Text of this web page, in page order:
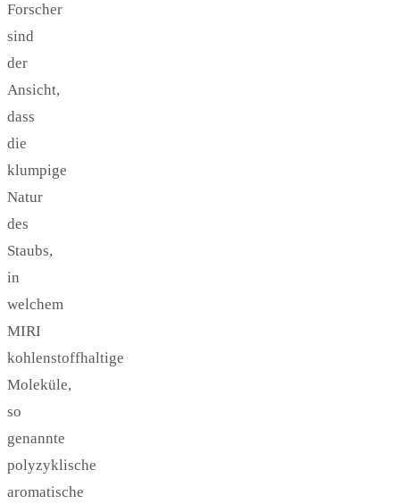
Forscher
sind
der
Ansicht,
dass
die
klumpige
Natur
des
Staubs,
in
welchem
MIRI
kohlenstoffhaltige
Moleküle,
so
genannte
polyzyklische
aromatische